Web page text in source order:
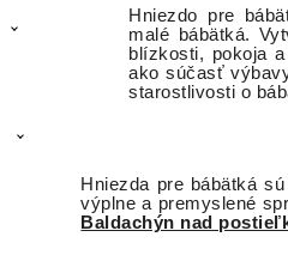
Hniezdo pre
malé bábätká.
blízkosti, pokoja
ako súčasť
starostlivosti o
Hniezda pre bábätká
výplne a premyslené
Baldachýn nad